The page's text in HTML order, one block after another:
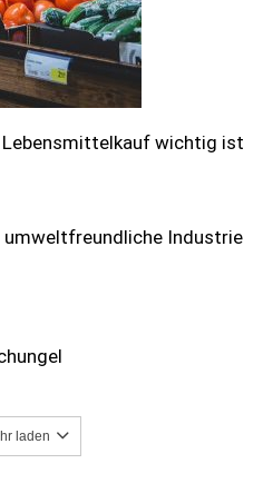
Lebensmittelkauf wichtig ist
Industrie
laden